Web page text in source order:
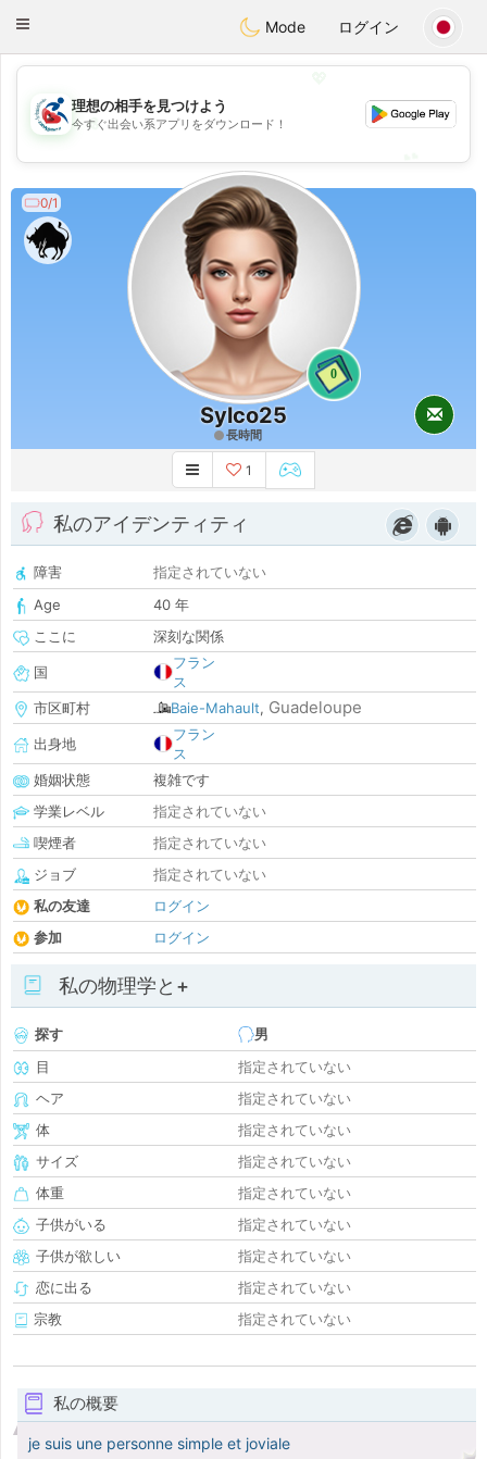
Handi Space
Toggle
Mode ログイン
💖
💕
理想の相手を見つけよう
今すぐ出会い系アプリをダウンロード！
0/1
0
Sylco25
長時間
1
私のアイデンティティ
障害
指定されていない
Age
40 年
ここに
深刻な関係
国
フラン
ス
市区町村
Baie-Mahault, Guadeloupe
出身地
フラン
ス
婚姻状態
複雑です
学業レベル
指定されていない
喫煙者
指定されていない
ジョブ
指定されていない
私の友達
ログイン
参加
ログイン
私の物理学と+
探す
男
目
指定されていない
ヘア
指定されていない
体
指定されていない
サイズ
指定されていない
体重
指定されていない
子供がいる
指定されていない
子供が欲しい
指定されていない
恋に出る
指定されていない
宗教
指定されていない
私の概要
je suis une personne simple et joviale